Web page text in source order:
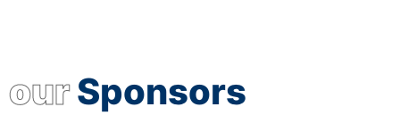
ourSponsors